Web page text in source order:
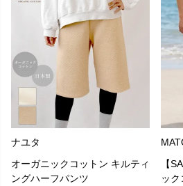
ナユタ
オーガニックコットン キルティ
ングハーフパンツ
【
ッ